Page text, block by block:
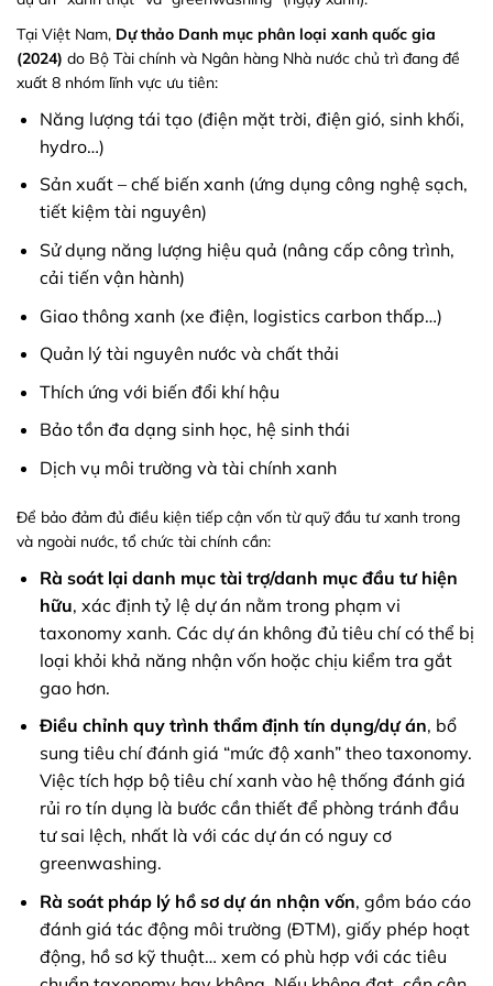
Tại Việt Nam, Dự thảo Danh mục phân loại xanh quốc gia
(2024) do Bộ Tài chính và Ngân hàng Nhà nước chủ trì đang đề
xuất 8 nhóm lĩnh vực ưu tiên:
Năng lượng tái tạo (điện mặt trời, điện gió, sinh khối,
hydro…)
Sản xuất – chế biến xanh (ứng dụng công nghệ sạch,
tiết kiệm tài nguyên)
Sử dụng năng lượng hiệu quả (nâng cấp công trình,
cải tiến vận hành)
Giao thông xanh (xe điện, logistics carbon thấp…)
Quản lý tài nguyên nước và chất thải
Thích ứng với biến đổi khí hậu
Bảo tồn đa dạng sinh học, hệ sinh thái
Dịch vụ môi trường và tài chính xanh
Để bảo đảm đủ điều kiện tiếp cận vốn từ quỹ đầu tư xanh trong
và ngoài nước, tổ chức tài chính cần:
Rà soát lại danh mục tài trợ/danh mục đầu tư hiện
hữu, xác định tỷ lệ dự án nằm trong phạm vi
taxonomy xanh. Các dự án không đủ tiêu chí có thể bị
loại khỏi khả năng nhận vốn hoặc chịu kiểm tra gắt
gao hơn.
Điều chỉnh quy trình thẩm định tín dụng/dự án, bổ
sung tiêu chí đánh giá “mức độ xanh” theo taxonomy.
Việc tích hợp bộ tiêu chí xanh vào hệ thống đánh giá
rủi ro tín dụng là bước cần thiết để phòng tránh đầu
tư sai lệch, nhất là với các dự án có nguy cơ
greenwashing.
Rà soát pháp lý hồ sơ dự án nhận vốn, gồm báo cáo
đánh giá tác động môi trường (ĐTM), giấy phép hoạt
động, hồ sơ kỹ thuật… xem có phù hợp với các tiêu